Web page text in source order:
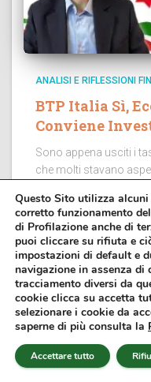
ANALISI E RIFLESSIONI
BTP Italia Sì,
Conviene
Sono appena usciti i
che molti stavano
comunicato i tassi
Questo Sito utilizza
corretto funzionamento
di Profilazione anche di
puoi cliccare su rifiuta e
impostazioni di default e
navigazione in assenza
tracciamento diversi da
cookie clicca su accetta
selezionare i cookie da
saperne di più consulta la
Accettare tutto